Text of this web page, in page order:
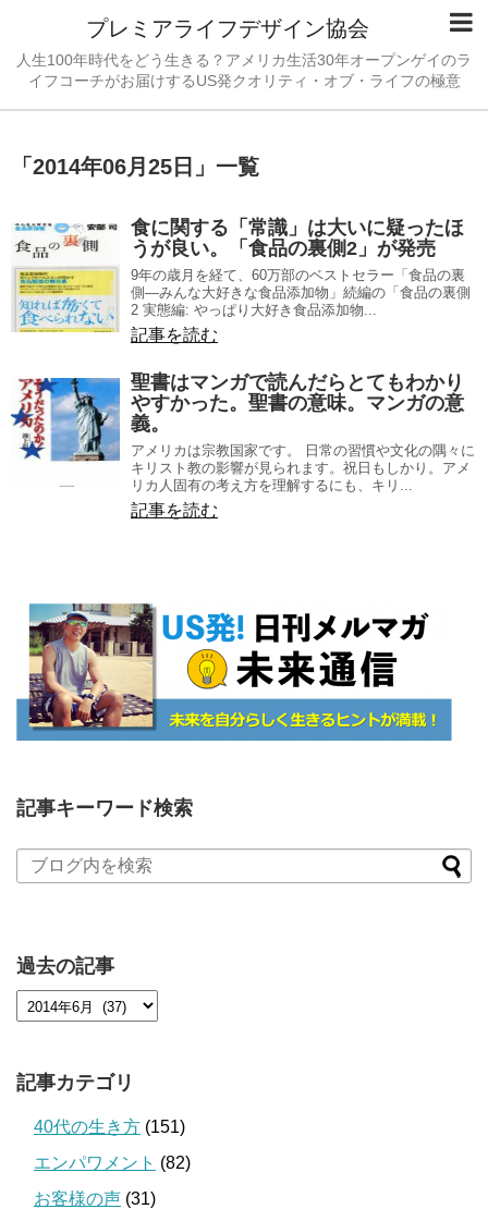
プレミアライフデザイン協会
人生100年時代をどう生きる？アメリカ生活30年オープンゲイのラ
イフコーチがお届けするUS発クオリティ・オブ・ライフの極意
「 2014年06月25日 」 一覧
食に関する「常識」は大いに疑ったほ
うが良い。「食品の裏側2」が発売
9年の歳月を経て、60万部のベストセラー「食品の裏
側―みんな大好きな食品添加物」続編の「食品の裏側
2 実態編: やっぱり大好き食品添加物...
記事を読む
聖書はマンガで読んだらとてもわかり
やすかった。聖書の意味。マンガの意
義。
アメリカは宗教国家です。 日常の習慣や文化の隅々に
キリスト教の影響が見られます。祝日もしかり。アメ
リカ人固有の考え方を理解するにも、キリ...
記事を読む
記事キーワード検索
過去の記事
記事カテゴリ
40代の生き方 (151)
エンパワメント (82)
お客様の声 (31)